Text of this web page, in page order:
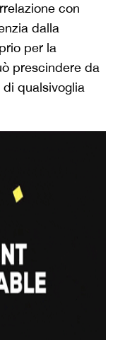
con
dalla
per la
prescindere da
qualsivoglia